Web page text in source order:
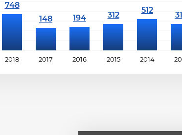
2018 2017 2016 2015 2014